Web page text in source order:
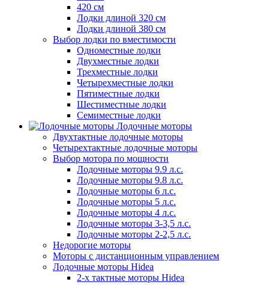
420 см
Лодки длиной 320 см
Лодки длиной 380 см
Выбор лодки по вместимости
Одноместные лодки
Двухместные лодки
Трехместные лодки
Четырехместные лодки
Пятиместные лодки
Шестиместные лодки
Семиместные лодки
Лодочные моторы
Двухтактные лодочные моторы
Четырехтактные лодочные моторы
Выбор мотора по мощности
Лодочные моторы 9.9 л.с.
Лодочные моторы 9.8 л.с.
Лодочные моторы 6 л.с.
Лодочные моторы 5 л.с.
Лодочные моторы 4 л.с.
Лодочные моторы 3-3,5 л.с.
Лодочные моторы 2-2,5 л.с.
Недорогие моторы
Моторы с дистанционным управлением
Лодочные моторы Hidea
2-х тактные моторы Hidea